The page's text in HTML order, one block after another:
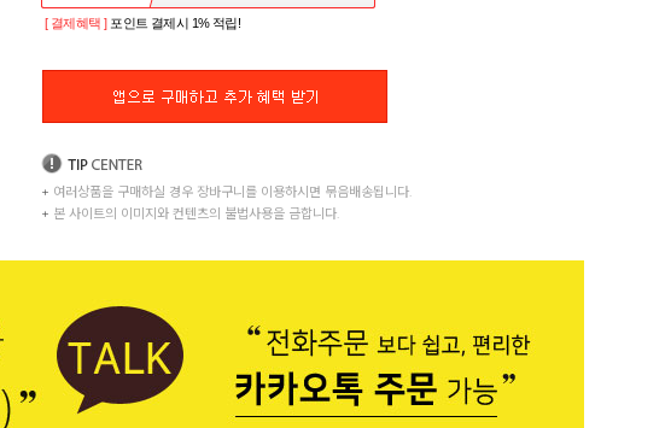
[ 결제혜택 ] 포인트 결제시 1% 적립!
+ 여러상품을 구매하실 경우 장바구니를 이용하시면 묶음배송됩니다.
+ 본 사이트의 이미지와 컨텐츠의 불법사용을 금합니다.